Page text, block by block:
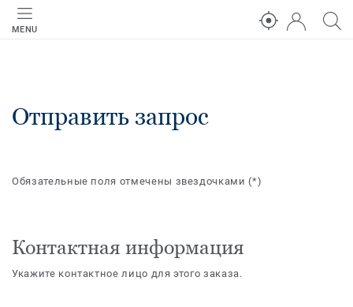
MENU
Отправить запрос
Обязательные поля отмечены звездочками(*)
Контактная информация
Укажите контактное лицо для этого заказа.